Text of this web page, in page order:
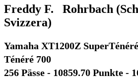
Freddy F. Rohrbach
Svizzera)
Yamaha XT1200Z
Ténéré 700
256 Pässe - 10859.70 Punkte -